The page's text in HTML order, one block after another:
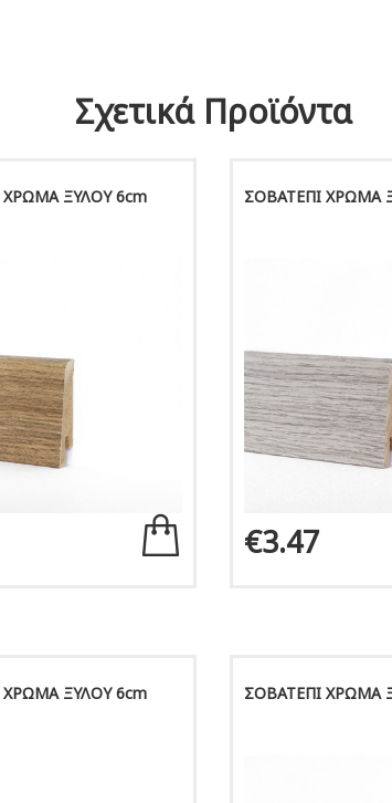
Σχετικά Προϊόντα
ΧΡΩΜΑ ΞΥΛΟΥ 6cm ΣΟΒΑΤΕΠΙ ΧΡΩΜΑ
€3.47
ΧΡΩΜΑ ΞΥΛΟΥ 6cm ΣΟΒΑΤΕΠΙ ΧΡΩΜΑ